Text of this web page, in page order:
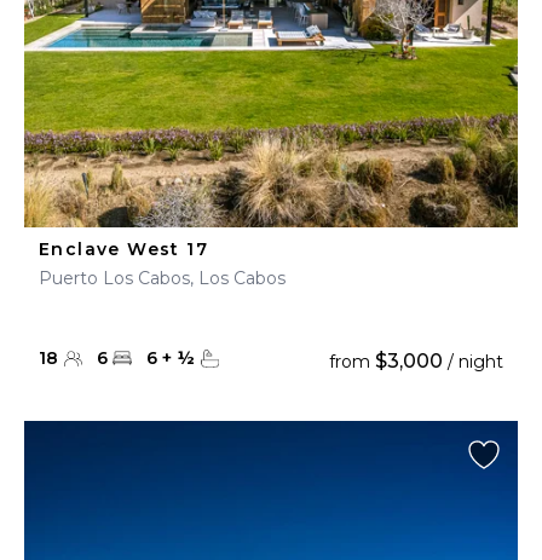
Enclave West 17
Puerto Los Cabos, Los Cabos
18 6 6 + ½ from $3,000 / night